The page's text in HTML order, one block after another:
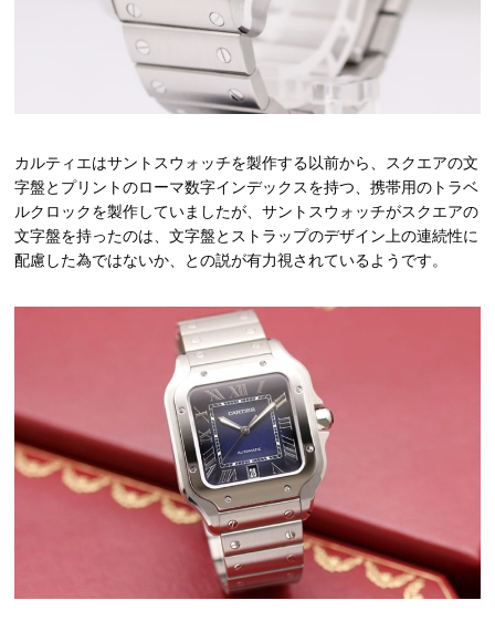
カルティエはサントスウォッチを製作する以前から、スクエアの文
字盤とプリントのローマ数字インデックスを持つ、携帯用のトラベ
ルクロックを製作していましたが、サントスウォッチがスクエアの
文字盤を持ったのは、文字盤とストラップのデザイン上の連続性に
配慮した為ではないか、との説が有力視されているようです。